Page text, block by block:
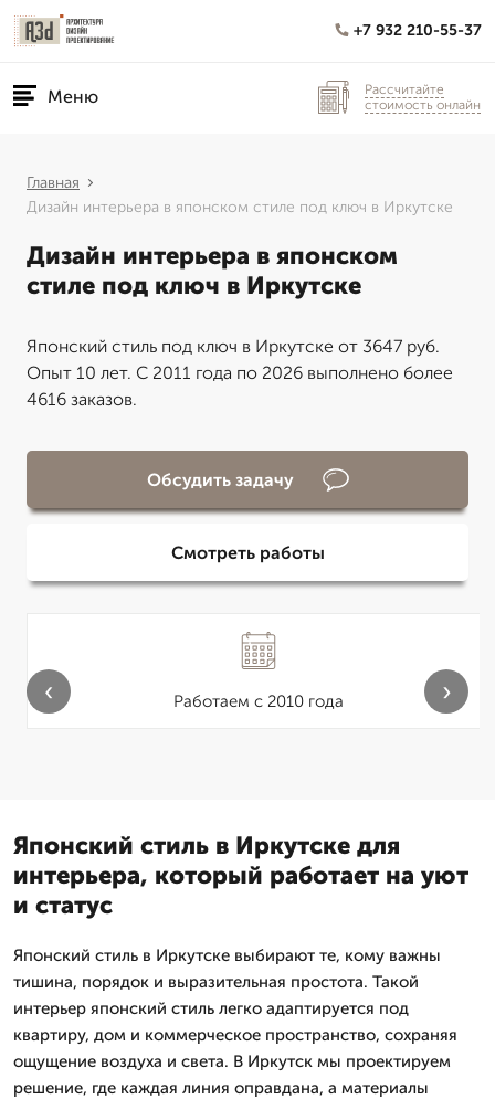
+7 932 210-55-37
Меню
Рассчитайте
стоимость онлайн
Главная
Дизайн интерьера в японском стиле под ключ в Иркутске
Дизайн интерьера в японском
стиле под ключ в Иркутске
Японский стиль под ключ в Иркутске от 3647 руб.
Опыт 10 лет. С 2011 года по 2026 выполнено более
4616 заказов.
Обсудить задачу
Смотреть работы
Работаем с 2010 года
‹ ›
Японский стиль в Иркутске для
интерьера, который работает на уют
и статус
Японский стиль в Иркутске выбирают те, кому важны
тишина, порядок и выразительная простота. Такой
интерьер японский стиль легко адаптируется под
квартиру, дом и коммерческое пространство, сохраняя
ощущение воздуха и света. В Иркутск мы проектируем
решение, где каждая линия оправдана, а материалы